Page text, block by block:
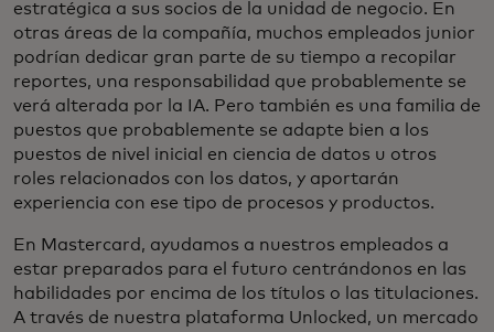
estratégica a sus socios de la unidad de negocio. En
otras áreas de la compañía, muchos empleados junior
podrían dedicar gran parte de su tiempo a recopilar
reportes, una responsabilidad que probablemente se
verá alterada por la IA. Pero también es una familia de
puestos que probablemente se adapte bien a los
puestos de nivel inicial en ciencia de datos u otros
roles relacionados con los datos, y aportarán
experiencia con ese tipo de procesos y productos.
En Mastercard, ayudamos a nuestros empleados a
estar preparados para el futuro centrándonos en las
habilidades por encima de los títulos o las titulaciones.
A través de nuestra plataforma Unlocked, un mercado